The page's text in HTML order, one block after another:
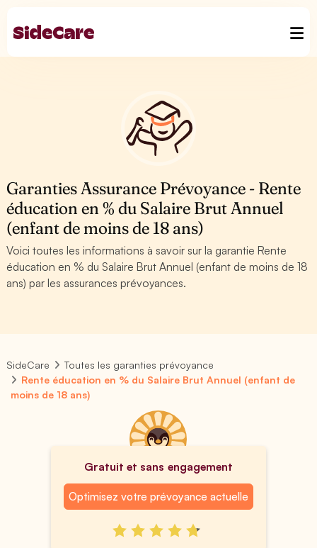
Garanties Assurance Prévoyance - Rente
éducation en % du Salaire Brut Annuel
(enfant de moins de 18 ans)
Voici toutes les informations à savoir sur la garantie Rente
éducation en % du Salaire Brut Annuel (enfant de moins de 18
ans) par les assurances prévoyances.
SideCare
Toutes les garanties prévoyance
Rente éducation en % du Salaire Brut Annuel (enfant de
moins de 18 ans)
Gratuit et sans engagement
Optimisez votre prévoyance actuelle